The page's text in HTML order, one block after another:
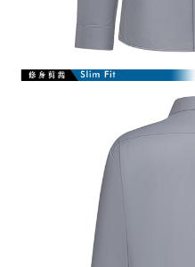
４．使用「AFTEE先享後付」時，
時審查核予不同之上限額度；若仍
請求用戶進行身份認證。
恩沛科技股份有限公司將有權停止該